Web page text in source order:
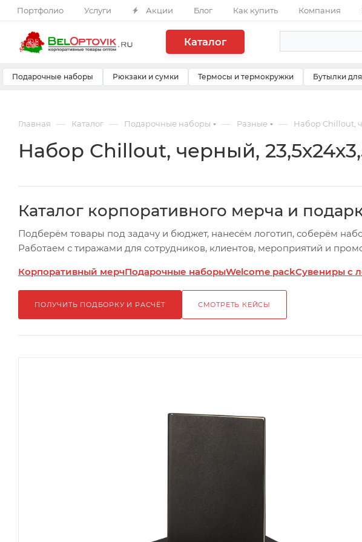
Портфолио Услуги Акции Блог Как купить Компания
Каталог
Подарочные наборы Рюкзаки и сумки Термосы и термокружки Бутылки
Главная — Каталог — Подарочные наборы — Разные — Набор Chillout,
Набор Chillout, черный,
Каталог корпоративного мерча и
Подберём товары под задачу и бюджет, нанесём логотип, соберём
Работаем с тиражами для сотрудников, клиентов, мероприятий и
Корпоративный мерчПодарочные наборыWelcome packСувениры с
ПОЛУЧИТЬ ПОДБОРКУ И РАСЧЁТ СМОТРЕТЬ КЕЙСЫ